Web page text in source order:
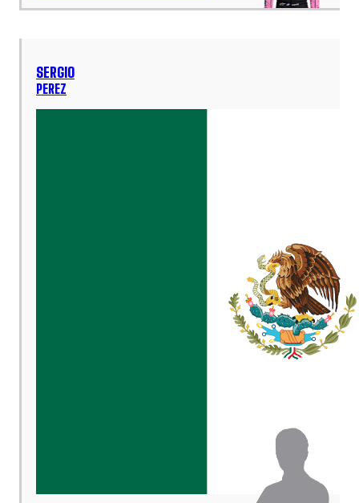
SERGIO
PEREZ